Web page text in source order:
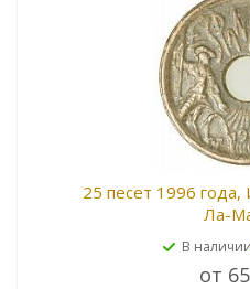
25 песет 1996 года,
Ла-
В наличии
от